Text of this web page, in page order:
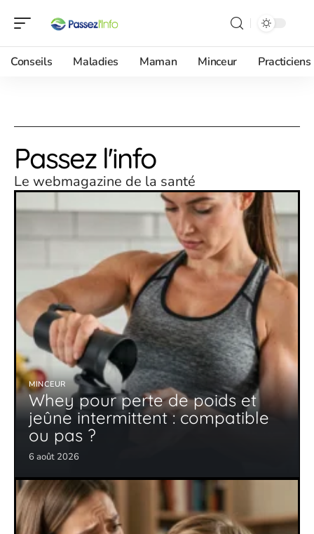
Conseils Maladies Maman Minceur Practiciens
Passez l'info
Le webmagazine de la santé
MINCEUR
Whey pour perte de poids et
jeûne intermittent : compatible
ou pas ?
6 août 2026